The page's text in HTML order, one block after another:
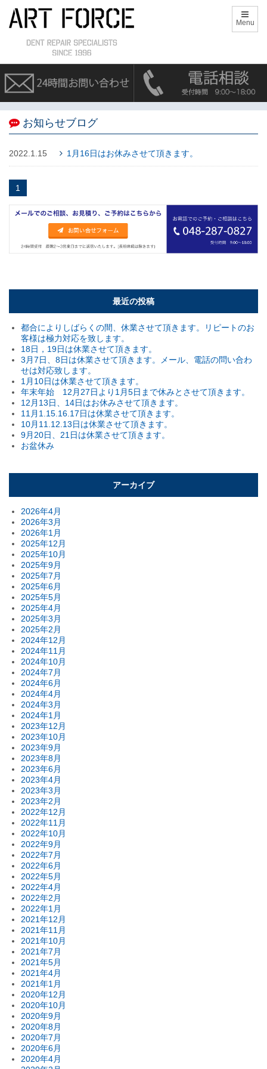
お知らせブログ
2022.1.15 1月16日はお休みさせて頂きます。
1
最近の投稿
都合によりしばらくの間、休業させて頂きます。リピートのお
客様は極力対応を致します。
18日，19日は休業させて頂きます。
3月7日、8日は休業させて頂きます。メール、電話の問い合わ
せは対応致します。
1月10日は休業させて頂きます。
年末年始 12月27日より1月5日まで休みとさせて頂きます。
12月13日、14日はお休みさせて頂きます。
11月1.15.16.17日は休業させて頂きます。
10月11.12.13日は休業させて頂きます。
9月20日、21日は休業させて頂きます。
お盆休み
アーカイブ
2026年4月
2026年3月
2026年1月
2025年12月
2025年10月
2025年9月
2025年7月
2025年6月
2025年5月
2025年4月
2025年3月
2025年2月
2024年12月
2024年11月
2024年10月
2024年7月
2024年6月
2024年4月
2024年3月
2024年1月
2023年12月
2023年10月
2023年9月
2023年8月
2023年6月
2023年4月
2023年3月
2023年2月
2022年12月
2022年11月
2022年10月
2022年9月
2022年7月
2022年6月
2022年5月
2022年4月
2022年2月
2022年1月
2021年12月
2021年11月
2021年10月
2021年7月
2021年5月
2021年4月
2021年1月
2020年12月
2020年10月
2020年9月
2020年8月
2020年7月
2020年6月
2020年4月
Menu